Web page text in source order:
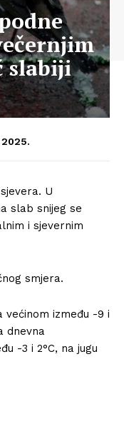
slabiji
U
slab snijeg se
i sjevernim
smjera.
između -9 i
dnevna
-3 i 2°C, na jugu